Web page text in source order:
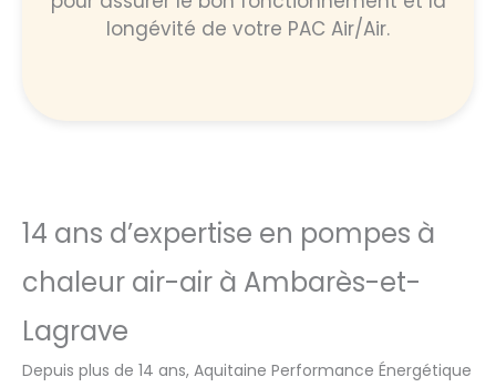
longévité de votre PAC Air/Air.
14 ans d’expertise en pompes à
chaleur air-air à Ambarès-et-
Lagrave
Depuis plus de 14 ans, Aquitaine Performance Énergétique